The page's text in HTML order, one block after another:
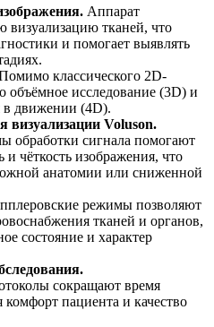
Аппарат
визуализацию тканей, что
и помогает выявлять
классического 2D-
объёмное исследование (3D) и
в движении (4D).
визуализации Voluson.
обработки сигнала помогают
и чёткость изображения, что
анатомии или сниженной
режимы позволяют
тканей и органов,
состояние и характер
сокращают время
пациента и качество